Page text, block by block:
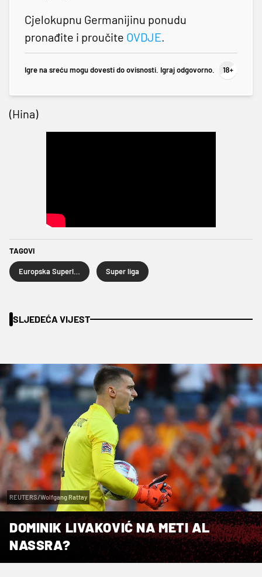
Cjelokupnu Germanijinu ponudu
pronađite i proučite OVDJE.
Igre na sreću mogu dovesti do ovisnosti. Igraj odgovorno.
(Hina)
TAGOVI
Super liga
SLJEDEĆA VIJEST
REUTERS/Wolfgang Rattay
DOMINIK LIVAKOVIĆ NA METI AL
NASSRA?